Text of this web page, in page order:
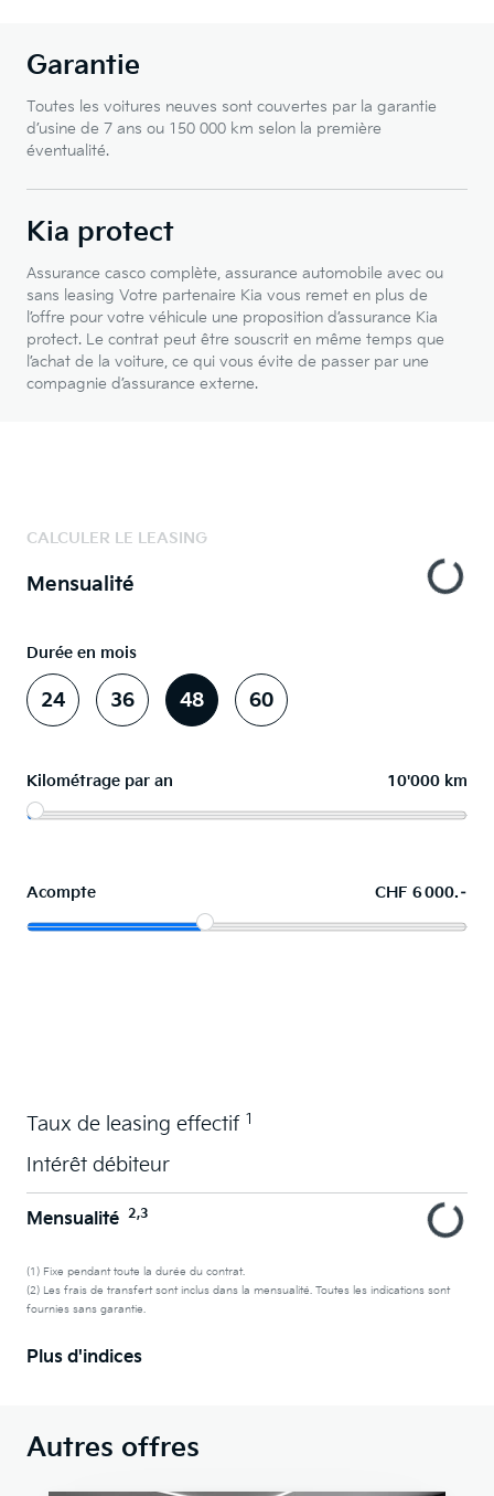
Garantie
Toutes les voitures neuves sont couvertes par la garantie
d’usine de 7 ans ou 150 000 km selon la première
éventualité.
Kia protect
Assurance casco complète, assurance automobile avec ou
sans leasing Votre partenaire Kia vous remet en plus de
l’offre pour votre véhicule une proposition d’assurance Kia
protect. Le contrat peut être souscrit en même temps que
l’achat de la voiture, ce qui vous évite de passer par une
compagnie d’assurance externe.
CALCULER LE LEASING
Mensualité
Durée en mois
24 36 48 60
Kilométrage par an 10'000 km
Acompte CHF 6 000.–
Taux de leasing effectif 1
Intérêt débiteur
Mensualité 2,3
(1) Fixe pendant toute la durée du contrat.
(2) Les frais de transfert sont inclus dans la mensualité. Toutes les indications sont
fournies sans garantie.
Plus d'indices
Autres offres